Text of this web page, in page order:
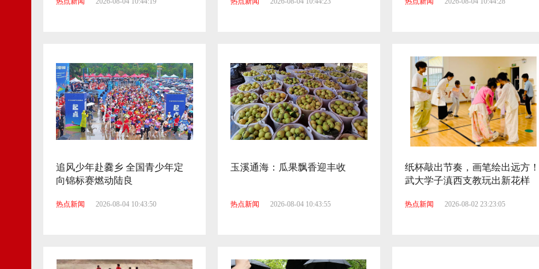
追风少年赴爨乡 全国青少年定
向锦标赛燃动陆良
热点新闻 2026-08-04 10:43:50
玉溪通海：瓜果飘香迎丰收
热点新闻 2026-08-04 10:43:55
纸杯敲出节奏，画笔绘出远方！
武大学子滇西支教玩出新花样
热点新闻 2026-08-02 23:23:05